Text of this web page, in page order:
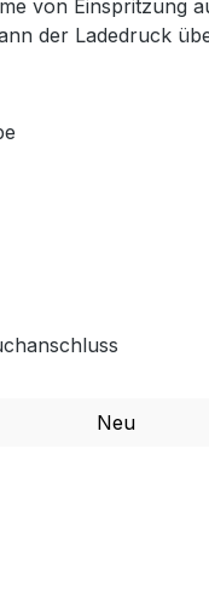
von
der Ladedruck
Neu